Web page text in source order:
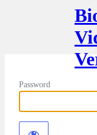
Password